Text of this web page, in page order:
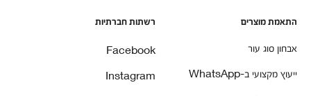
התאמת מוצרים
אבחון סוג עור
ייעוץ מקצועי ב-WhatsApp
רשתות חברתיות
Facebook
Instagram